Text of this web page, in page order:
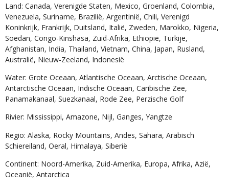
Land: Canada, Verenigde Staten, Mexico, Groenland, Colombia,
Venezuela, Suriname, Brazilië, Argentinië, Chili, Verenigd
Koninkrijk, Frankrijk, Duitsland, Italië, Zweden, Marokko, Nigeria,
Soedan, Congo-Kinshasa, Zuid-Afrika, Ethiopië, Turkije,
Afghanistan, India, Thailand, Vietnam, China, Japan, Rusland,
Australië, Nieuw-Zeeland, Indonesië
Water: Grote Oceaan, Atlantische Oceaan, Arctische Oceaan,
Antarctische Oceaan, Indische Oceaan, Caribische Zee,
Panamakanaal, Suezkanaal, Rode Zee, Perzische Golf
Rivier: Mississippi, Amazone, Nijl, Ganges, Yangtze
Regio: Alaska, Rocky Mountains, Andes, Sahara, Arabisch
Schiereiland, Oeral, Himalaya, Siberië
Continent: Noord-Amerika, Zuid-Amerika, Europa, Afrika, Azië,
Oceanië, Antarctica